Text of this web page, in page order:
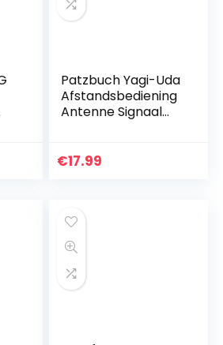
Patzbuch Yagi-Uda
Afstandsbediening
Antenne Signaal
Signal Booster
€17.99